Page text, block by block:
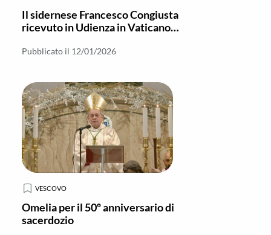
Il sidernese Francesco Congiusta
ricevuto in Udienza in Vaticano
Pubblicato il 12/01/2026
VESCOVO
Omelia per il 50º anniversario di
sacerdozio